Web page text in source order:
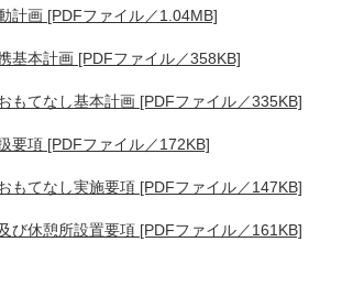
計画 [PDFファイル／1.04MB]
基本計画 [PDFファイル／358KB]
もてなし基本計画 [PDFファイル／335KB]
要項 [PDFファイル／172KB]
もてなし実施要項 [PDFファイル／147KB]
び休憩所設置要項 [PDFファイル／161KB]